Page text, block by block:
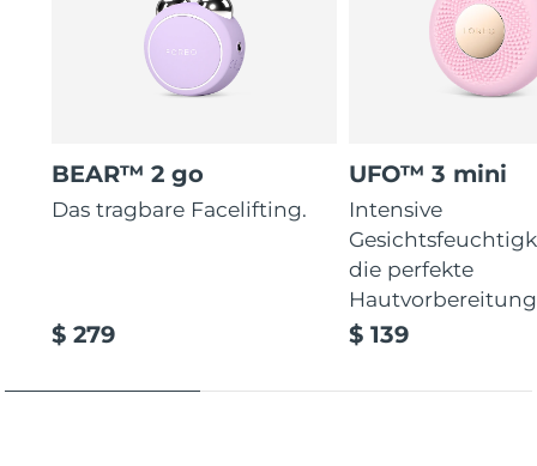
BEAR™ 2 go
Das tragbare Facelifting.
$ 279
UFO™ 3 mini
Intensive
die perfekte
Hautvorbereitung
$ 139